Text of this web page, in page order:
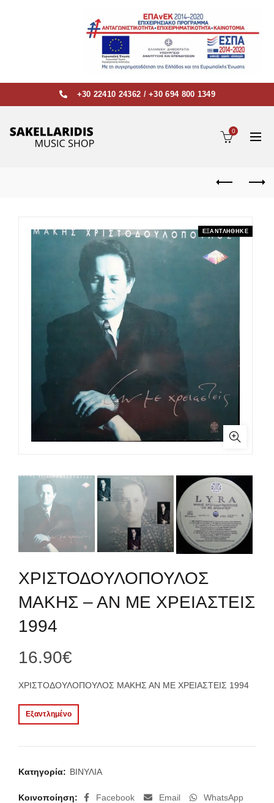
+30 22410 24362 /+30 694 800 1349
0
ΕΞΑΝΤΛΗΘΗΚΕ
ΧΡΙΣΤΟΔΟΥΛΟΠΟΥΛΟΣ
ΜΑΚΗΣ – ΑΝ ΜΕ ΧΡΕΙΑΣΤΕΙΣ
1994
16.90€
ΧΡΙΣΤΟΔΟΥΛΟΠΟΥΛΟΣ ΜΑΚΗΣ ΑΝ ΜΕ ΧΡΕΙΑΣΤΕΙΣ 1994
Εξαντλημένο
Κατηγορία: ΒΙΝΥΛΙΑ
Κοινοποίηση Facebook Email WhatsApp